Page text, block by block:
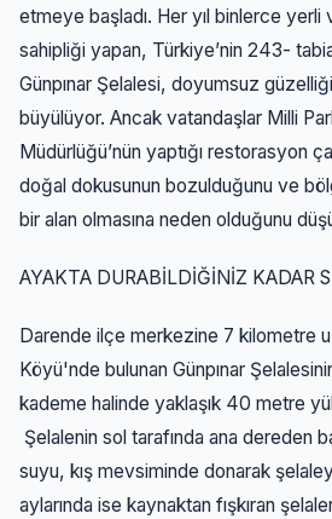
etmeye başladı. Her yıl binlerce yerli
sahipliği yapan, Türkiye’nin 243-
Günpınar Şelalesi, doyumsuz
büyülüyor. Ancak vatandaşlar Milli
Müdürlüğü’nün yaptığı restorasyon
doğal dokusunun bozulduğunu ve
bir alan olmasına neden olduğunu
AYAKTA DURABİLDİĞİNİZ KADAR
Darende ilçe merkezine 7 kilometre
Köyü'nde bulunan Günpınar
kademe halinde yaklaşık 40 metre
Şelalenin sol tarafında ana dereden
suyu, kış mevsiminde donarak
aylarında ise kaynaktan fışkıran